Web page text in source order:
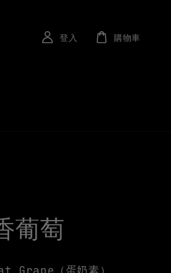
登入 購物車
葡萄